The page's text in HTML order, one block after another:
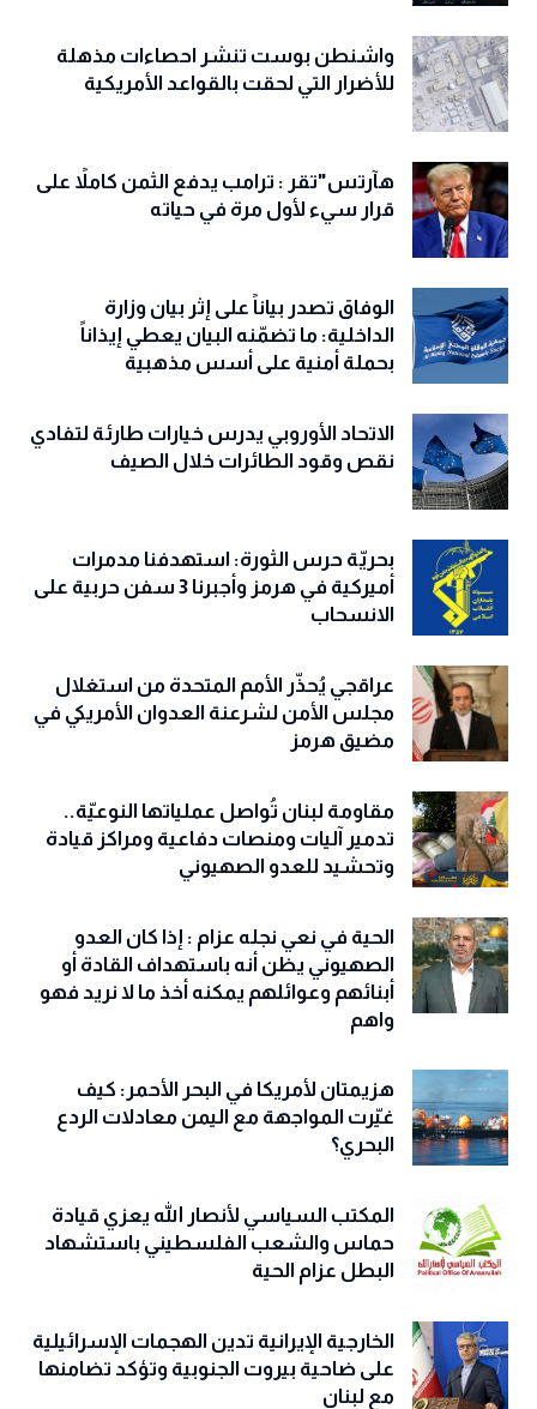
واشنطن بوست تنشر احصاءات مذهلة
للأضرار التي لحقت بالقواعد الأمريكية
هآرتس"تقر : ترامب يدفع الثمن كاملاً على
قرار سيء لأول مرة في حياته
الوفاق تصدر بياناً على إثر بيان وزارة
الداخلية: ما تضمّنه البيان يعطي إيذاناً
بحملة أمنية على أسس مذهبية
الاتحاد الأوروبي يدرس خيارات طارئة لتفادي
نقص وقود الطائرات خلال الصيف
بحريّة حرس الثورة: استهدفنا مدمرات
أميركية في هرمز وأجبرنا 3 سفن حربية على
الانسحاب
عراقجي يُحذّر الأمم المتحدة من استغلال
مجلس الأمن لشرعنة العدوان الأمريكي في
مضيق هرمز
مقاومة لبنان تُواصل عملياتها النوعيّة..
تدمير آليات ومنصات دفاعية ومراكز قيادة
وتحشيد للعدو الصهيوني
الحية في نعي نجله عزام : إذا كان العدو
الصهيوني يظن أنه باستهداف القادة أو
أبنائهم وعوائلهم يمكنه أخذ ما لا نريد فهو
واهم
هزيمتان لأمريكا في البحر الأحمر: كيف
غيّرت المواجهة مع اليمن معادلات الردع
البحري؟
المكتب السياسي لأنصار الله يعزي قيادة
حماس والشعب الفلسطيني باستشهاد
البطل عزام الحية
الخارجية الإيرانية تدين الهجمات الإسرائيلية
على ضاحية بيروت الجنوبية وتؤكد تضامنها
مع لبنان